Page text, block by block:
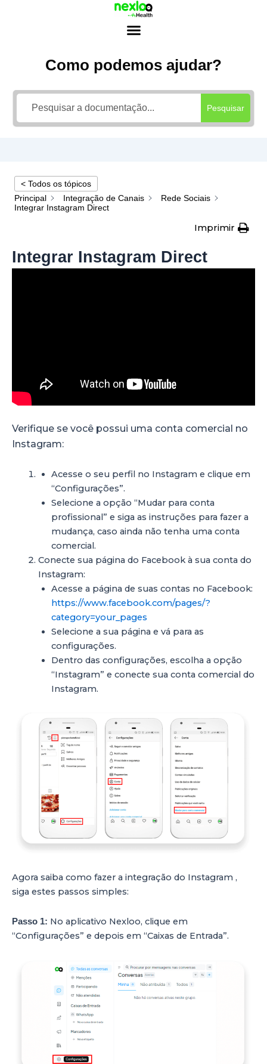
Como podemos ajudar?
Pesquisar
< Todos os tópicos
Principal
Integração de Canais
Rede Sociais
Integrar Instagram Direct
Imprimir
Integrar Instagram Direct
Verifique se você possui uma conta comercial no
Instagram:
Acesse o seu perfil no Instagram e clique em
“Configurações”.
Selecione a opção “Mudar para conta
profissional” e siga as instruções para fazer a
mudança, caso ainda não tenha uma conta
comercial.
Conecte sua página do Facebook à sua conta do
Instagram:
Acesse a página de suas contas no Facebook:
https://www.facebook.com/pages/?
category=your_pages
Selecione a sua página e vá para as
configurações.
Dentro das configurações, escolha a opção
“Instagram” e conecte sua conta comercial do
Instagram.
Agora saiba como fazer a integração do Instagram ,
siga estes passos simples:
Passo 1: No aplicativo Nexloo, clique em
“Configurações” e depois em “Caixas de Entrada”.